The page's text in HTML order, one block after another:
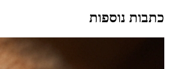
כתבות נוספות